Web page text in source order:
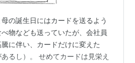
の誕生日にはカードを送るよう
物なども送っていたが、会社員
に伴い、カードだけに変えた
あるし）。 せめてカードは見栄え